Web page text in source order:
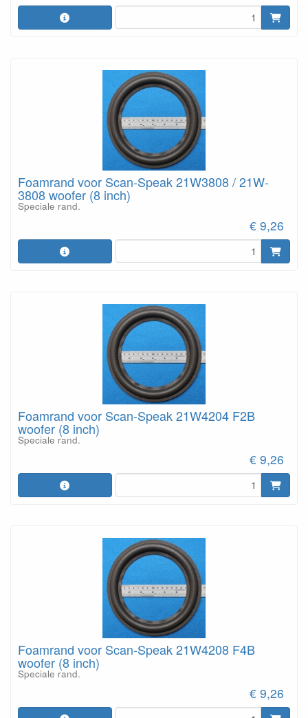
Foamrand voor Scan-Speak 21W3808 / 21W-
3808 woofer (8 inch)
Speciale rand.
€ 9,26
Foamrand voor Scan-Speak 21W4204 F2B
woofer (8 inch)
Speciale rand.
€ 9,26
Foamrand voor Scan-Speak 21W4208 F4B
woofer (8 inch)
Speciale rand.
€ 9,26